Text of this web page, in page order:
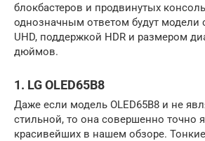
блокбастеров и продвинутых
однозначным ответом будут модели
UHD, поддержкой HDR и размером
дюймов.
1. LG OLED65B8
Даже если модель OLED65B8 и не
стильной, то она совершенно точно
красивейших в нашем обзоре.